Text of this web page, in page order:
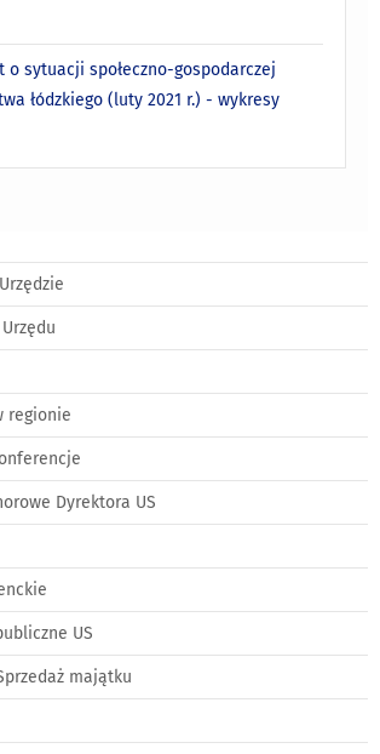
o sytuacji społeczno-gospodarczej
łódzkiego (luty 2021 r.) - wykresy
regionie
Dyrektora US
US
majątku